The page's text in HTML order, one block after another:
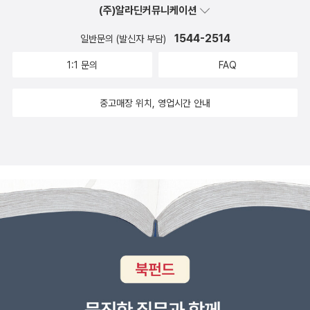
복권시키기 위해 기존의 철학을 넘어선다. 그의 시도에서 가장 눈에
띄는 것은 그가 진리를 바라보는 방식이다. 그에게 진리는 여러 영역
랑 같은 철학 외부의 영역에서 생산된다. 철학의 할일은 스스로 진리
용하는 가운데 전통 철학의 진리와는 전혀 다른 진리를 말하는 것이
다. 진리는 복수로 존재하며, 항상 불투명한 성격을 지닌 ‘사건’으로부
터 출현한다는 것이 그의 주장이다. 바디우가 말하는 진리는 과거의
도그마로서의 진리를 완전히 거부하고 진리를 새롭게 파악함으로써
기술의 발전을 추적하면서 그것이 인간적 삶의 형식을 어떻게 변형시
일 비판이론의 전통을 계승한 악셀 호네트와 한스 요아스가 이번 기
창적으로 결합해 새로운 사상 지평을 열어가는 크리스토프 멩케도 주
을 만날 것이다.이번 기획에서 가장 역점을 둔 것 가운데 하나는 이탈
리아의 진보 지식인들 소개다. 안토니오 그람시라는 걸출한 마르크스
주의자를 배출한 이후 20세기 후반 이탈리아에서는 탁월한 진보 지
로 이동할 것이라는 다소 때 이른 전망을 낳고 있다. 그들을 모두 소개
하지 못하는 것이 아쉽지만, 이번 기획에서 다룰 안토니오 네그리, 조
르조 아감벤, 잔니 바티모는 이미 독자적인 사상 영역을 개척한 21세
로 제기되고 있고 그 기존문법에 대한 기호적 표출로는 하이데거로부
터는 익숙하지 않던 이상한 이음선들, 괄호문자들이 사태를 이루며
등장하는 것을 볼 수 있는데 그 문장과 함께 뒤섞이는 기호들 자체가
간에 던져진 존재의 미세 내용들이 기존의 문법적 언어들로는 몸에
통적인 기술들의 문장들을 이즈러지게 뒤틀다 못해 아예 노골적으로
기호와 존재에 대한 층위의 차이로 이원화되는 것으로 정리되고 있는
것을 보게 되는데--- 곧 존재의 생성, 역능, 그 전방향의 신비는 재현
적 논리나 개념 언어는 분명한 한계를 지니고 있어서 그 한계로는 충
분히 포착되지 않는다는 비평적 정리, 회의가 그것이다. 언어에 기초
한 사유개념, 철학들은 사유전개의 공통감을 지향하고 그 공통감에
(주)알라딘커뮤니케이션
일반문의 (발신자 부담) 1544-2514
1:1 문의 FAQ
중고매장 위치, 영업시간 안내